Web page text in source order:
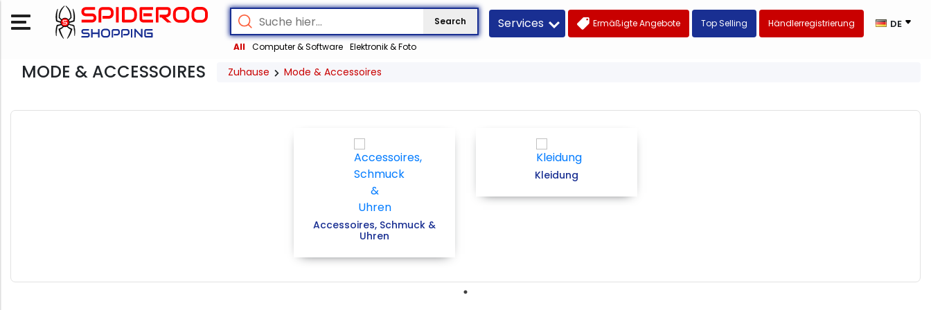
Search
All Computer & Software Elektronik & Foto
Services Ermäßigte Angebote Top Selling Händlerregistrierung DE
MODE & ACCESSOIRES Zuhause Mode & Accessoires
Accessoires, Schmuck &
Uhren
Kleidung